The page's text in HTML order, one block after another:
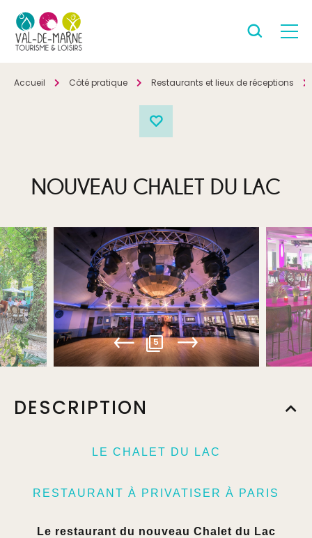
Accueil Côté pratique Restaurants et lieux de réceptions
NOUVEAU CHALET DU LAC
5
DESCRIPTION
LE CHALET DU LAC
RESTAURANT À PRIVATISER À PARIS
Le restaurant du nouveau Chalet du Lac